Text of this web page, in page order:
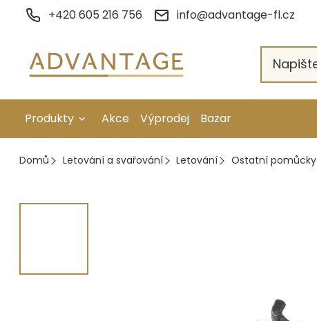
+420 605 216 756 info@advantage-fl.cz
Produkty
Galvanické pokovení
Strojní obrábění
Akce Výprodej Bazar
Domů Letování a svařování Letování Ostatní pomůcky